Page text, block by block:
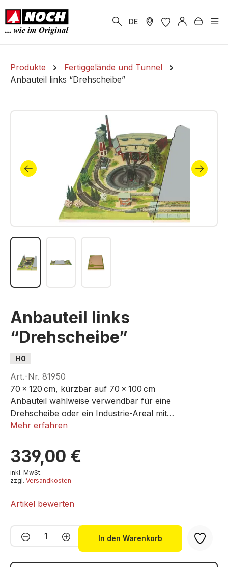
springen
DE
Produkte
Fertiggelände und Tunnel
Anbauteil links “Drehscheibe”
Bildergalerie überspringen
Anbauteil links
“Drehscheibe”
H0
Art.-Nr. 81950
70 x 120 cm, kürzbar auf 70 x 100 cm
Anbauteil wahlweise verwendbar für eine
Drehscheibe oder ein Industrie-Areal mit
großzügigen Rangiermöglichkeiten.
Mehr erfahren
339,00 €
inkl. MwSt.
zzgl. Versandkosten
Artikel bewerten
Produkt Anzahl: Gib den
In den Warenkorb